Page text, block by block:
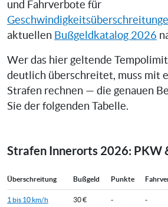
und Fahrverbote für
aktuellen Bußgeldkatalog 2026
Wer das hier geltende
deutlich überschreitet, muss mit
Strafen rechnen — die genauen
Sie der folgenden Tabelle.
Strafen Innerorts 2026: PKW
Überschreitung Bußgeld Punkte
1 bis 10 km/h 30 € - -